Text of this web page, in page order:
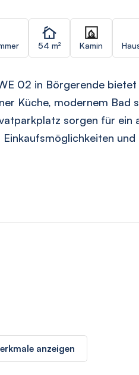
54 m² Kamin
02 in Börgerende
Küche, modernem Bad
sorgen für ein
anzeigen